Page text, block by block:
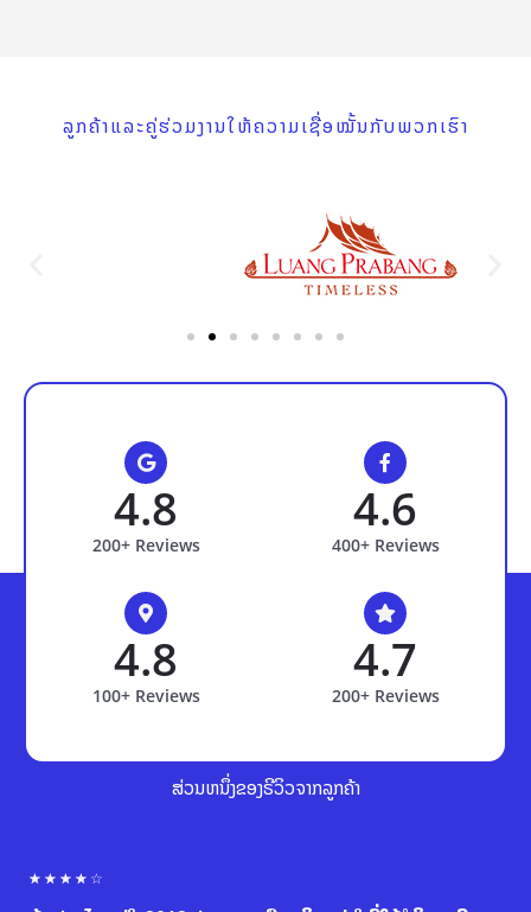
ລູກຄ້າແລະຄູ່ຮ່ວມງານໃຫ້ຄວາມເຊື່ອໝັ້ນກັບພວກເຮົາ
4.8
200+ Reviews
4.6
400+ Reviews
4.8
100+ Reviews
4.7
200+ Reviews
ສ່ວນຫນຶ່ງຂອງຣີວິວຈາກລູກຄ້າ
☆ ☆ ☆ ☆ ☆